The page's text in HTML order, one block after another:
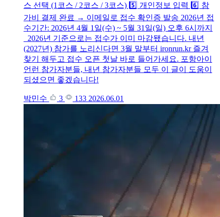
스 선택 (1코스 / 2코스 / 3코스) 5️⃣ 개인정보 입력 6️⃣ 참
가비 결제 완료 → 이메일로 접수 확인증 발송 2026년 접
수기간: 2026년 4월 1일(수) ~ 5월 31일(일) 오후 6시까지
2026년 기준으로는 접수가 이미 마감됐습니다. 내년
(2027년) 참가를 노리신다면 3월 말부터 ironrun.kr 즐겨
찾기 해두고 접수 오픈 첫날 바로 들어가세요. 포항아이
언런 참가자분들, 내년 참가자분들 모두 이 글이 도움이
되셨으면 좋겠습니다!
박민수 3 133 2026.06.01